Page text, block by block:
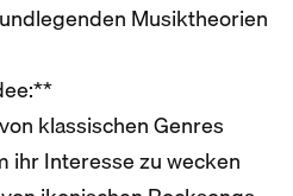
Musiktheorien
klassischen Genres
ihr Interesse zu wecken